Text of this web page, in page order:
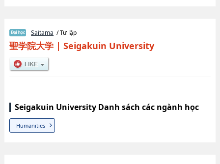
Saitama / Tư lập
聖学院大学| Seigakuin University
Seigakuin University Danh sách các ngành học
Humanities